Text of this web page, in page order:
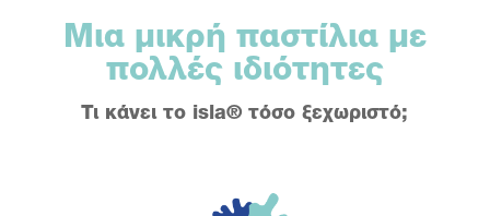
Μια μικρή παστίλια με
πολλές ιδιότητες
Τι κάνει το isla® τόσο ξεχωριστό;